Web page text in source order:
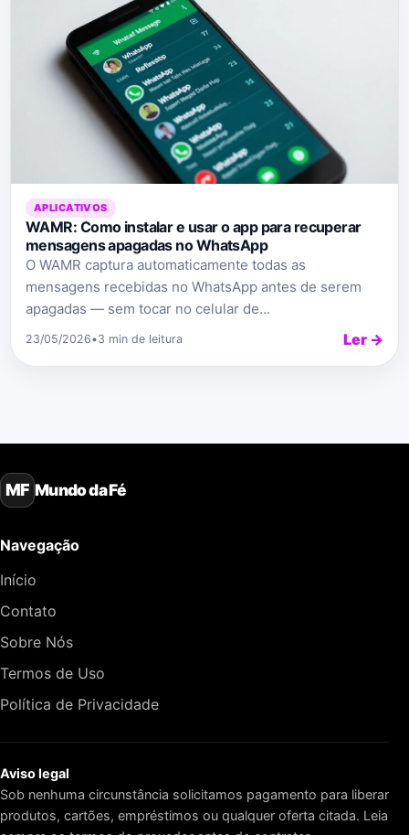
APLICATIVOS
WAMR: Como instalar e usar o app para recuperar
mensagens apagadas no WhatsApp
O WAMR captura automaticamente todas as
mensagens recebidas no WhatsApp antes de serem
apagadas — sem tocar no celular de...
23/05/2026•3 min de leitura Ler →
MF Mundo da Fé
Navegação
Início
Contato
Sobre Nós
Termos de Uso
Política de Privacidade
Aviso legal
Sob nenhuma circunstância solicitamos pagamento para liberar
produtos, cartões, empréstimos ou qualquer oferta citada. Leia